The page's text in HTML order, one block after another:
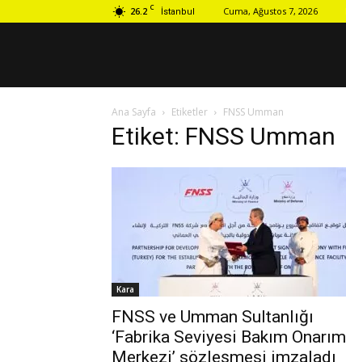
26.2 C İstanbul Cuma, Ağustos 7, 2026
Ana Sayfa Etiketler FNSS Umman
Etiket: FNSS Umman
Kara
FNSS ve Umman Sultanlığı
‘Fabrika Seviyesi Bakım Onarım
Merkezi’ sözleşmesi imzaladı